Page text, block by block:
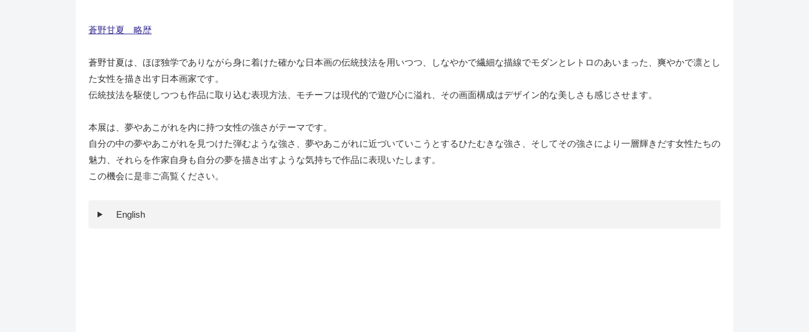
蒼野甘夏 略歴
蒼野甘夏は、ほぼ独学でありながら身に着けた確かな日本画の伝統技法を用いつつ、しなやかで繊細な描線でモダンとレトロのあいまった、爽やかで凛とし
た女性を描き出す日本画家です。
伝統技法を駆使しつつも作品に取り込む表現方法、モチーフは現代的で遊び心に溢れ、その画面構成はデザイン的な美しさも感じさせます。
本展は、夢やあこがれを内に持つ女性の強さがテーマです。
自分の中の夢やあこがれを見つけた弾むような強さ、夢やあこがれに近づいていこうとするひたむきな強さ、そしてその強さにより一層輝きだす女性たちの
魅力、それらを作家自身も自分の夢を描き出すような気持ちで作品に表現いたします。
この機会に是非ご高覧ください。
English